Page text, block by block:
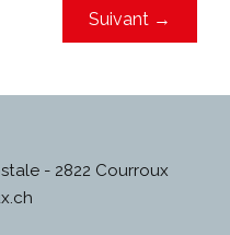
Suivant
- 2822 Courroux